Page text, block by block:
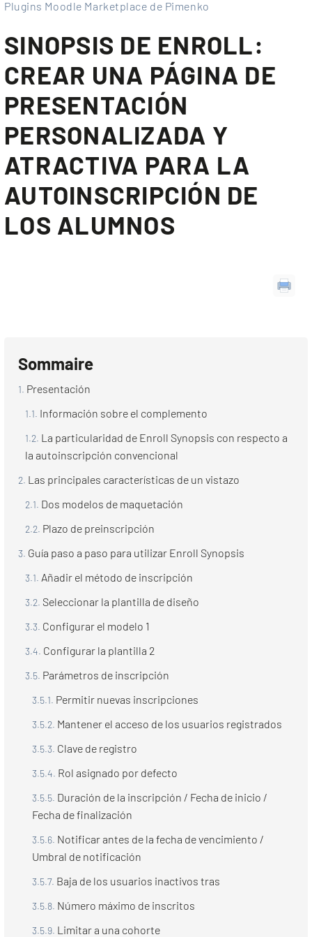
Plugins Moodle Marketplace de Pimenko
SINOPSIS DE ENROLL:
CREAR UNA PÁGINA DE
PRESENTACIÓN
PERSONALIZADA Y
ATRACTIVA PARA LA
AUTOINSCRIPCIÓN DE
LOS ALUMNOS
Sommaire
Presentación
Información sobre el complemento
La particularidad de Enroll Synopsis con respecto a
la autoinscripción convencional
Las principales características de un vistazo
Dos modelos de maquetación
Plazo de preinscripción
Guía paso a paso para utilizar Enroll Synopsis
Añadir el método de inscripción
Seleccionar la plantilla de diseño
Configurar el modelo 1
Configurar la plantilla 2
Parámetros de inscripción
Permitir nuevas inscripciones
Mantener el acceso de los usuarios registrados
Clave de registro
Rol asignado por defecto
Duración de la inscripción / Fecha de inicio /
Fecha de finalización
Notificar antes de la fecha de vencimiento /
Umbral de notificación
Baja de los usuarios inactivos tras
Número máximo de inscritos
Limitar a una cohorte